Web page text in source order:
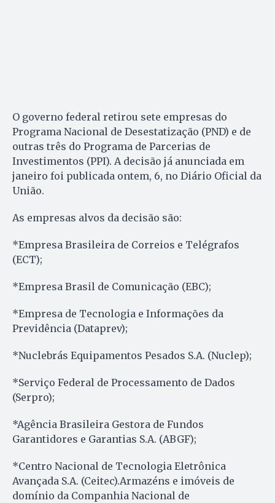
O governo federal retirou sete empresas do
Programa Nacional de Desestatização (PND) e de
outras três do Programa de Parcerias de
Investimentos (PPI). A decisão já anunciada em
janeiro foi publicada ontem, 6, no Diário Oficial da
União.
As empresas alvos da decisão são:
*Empresa Brasileira de Correios e Telégrafos
(ECT);
*Empresa Brasil de Comunicação (EBC);
*Empresa de Tecnologia e Informações da
Previdência (Dataprev);
*Nuclebrás Equipamentos Pesados S.A. (Nuclep);
*Serviço Federal de Processamento de Dados
(Serpro);
*Agência Brasileira Gestora de Fundos
Garantidores e Garantias S.A. (ABGF);
*Centro Nacional de Tecnologia Eletrônica
Avançada S.A. (Ceitec).Armazéns e imóveis de
domínio da Companhia Nacional de